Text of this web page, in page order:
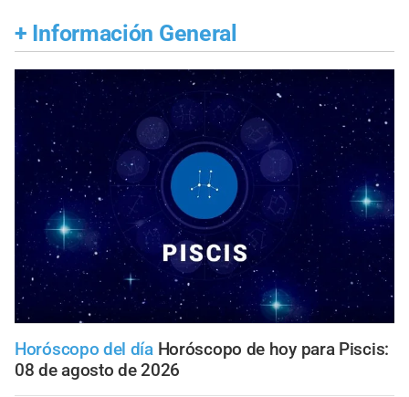
+ Información General
Horóscopo del día Horóscopo de hoy para Piscis:
08 de agosto de 2026